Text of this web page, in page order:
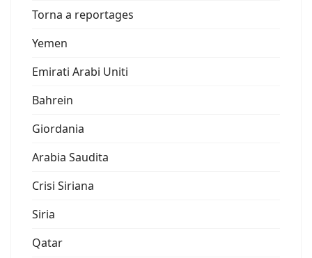
Torna a reportages
Yemen
Emirati Arabi Uniti
Bahrein
Giordania
Arabia Saudita
Crisi Siriana
Siria
Qatar